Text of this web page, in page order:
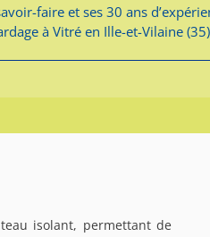
faire et ses 30 ans
à Vitré en Ille-et-Vilaine
isolant, permettant de